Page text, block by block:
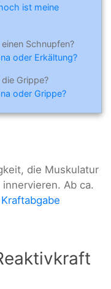
ist meine
Schnupfen?
oder Erkältung?
Grippe?
oder Grippe?
die Muskulatur
Ab ca.